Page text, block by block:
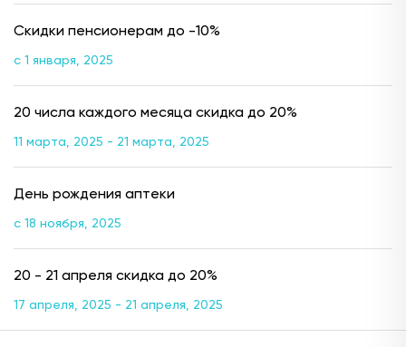
Скидки пенсионерам до -10%
с 1 января, 2025
20 числа каждого месяца скидка до 20%
11 марта, 2025 - 21 марта, 2025
День рождения аптеки
с 18 ноября, 2025
20 - 21 апреля скидка до 20%
17 апреля, 2025 - 21 апреля, 2025